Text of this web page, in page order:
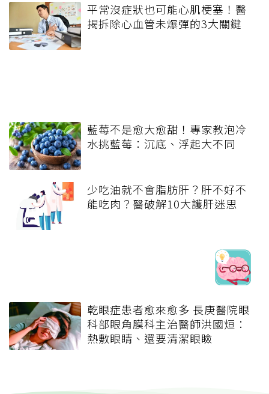
平常沒症狀也可能心肌梗塞！醫
揭拆除心血管未爆彈的3大關鍵
藍莓不是愈大愈甜！專家教泡冷
水挑藍莓：沉底、浮起大不同
少吃油就不會脂肪肝？肝不好不
能吃肉？醫破解10大護肝迷思
乾眼症患者愈來愈多 長庚醫院眼
科部眼角膜科主治醫師洪國烜：
熱敷眼睛、還要清潔眼瞼